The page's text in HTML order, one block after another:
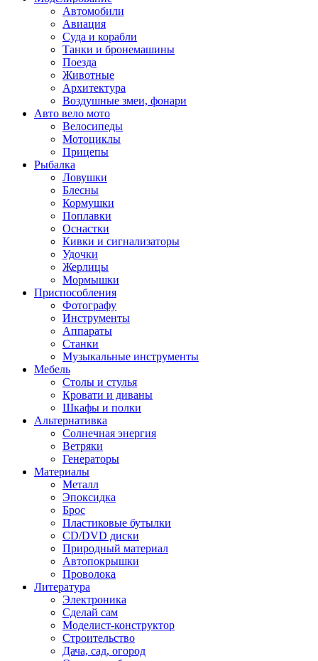
Автомобили
Авиация
Суда и корабли
Танки и бронемашины
Поезда
Животные
Архитектура
Воздушные змеи, фонари
Авто вело мото
Велосипеды
Мотоциклы
Прицепы
Рыбалка
Ловушки
Блесны
Кормушки
Поплавки
Оснастки
Кивки и сигнализаторы
Удочки
Жерлицы
Мормышки
Приспособления
Фотографу
Инструменты
Аппараты
Станки
Музыкальные инструменты
Мебель
Столы и стулья
Кровати и диваны
Шкафы и полки
Альтернативка
Солнечная энергия
Ветряки
Генераторы
Материалы
Металл
Эпоксидка
Брос
Пластиковые бутылки
CD/DVD диски
Природный материал
Автопокрышки
Проволока
Литература
Электроника
Сделай сам
Моделист-конструктор
Строительство
Дача, сад, огород